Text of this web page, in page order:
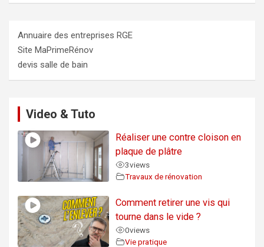
Annuaire des entreprises RGE
Site MaPrimeRénov
devis salle de bain
Video & Tuto
Réaliser une contre cloison en
plaque de plâtre
3views
Travaux de rénovation
Comment retirer une vis qui
tourne dans le vide ?
0views
Vie pratique